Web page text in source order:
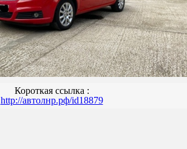
Короткая ссылка :
http://автолнр.рф/id18879